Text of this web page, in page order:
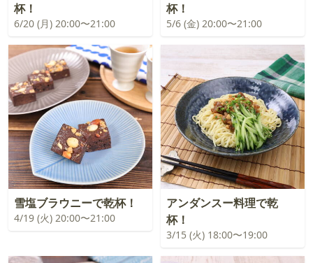
杯！
6/20 (月) 20:00〜21:00
杯！
5/6 (金) 20:00〜21:00
雪塩ブラウニーで乾杯！
4/19 (火) 20:00〜21:00
アンダンスー料理で乾
杯！
3/15 (火) 18:00〜19:00